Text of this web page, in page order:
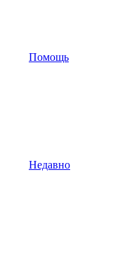
Помощь
Недавно